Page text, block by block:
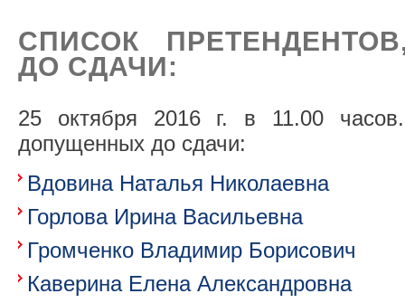
СПИСОК
ДО СДАЧИ:
25 октября 2016 г. в 11.00 часов.
допущенных до сдачи:
Вдовина Наталья Николаевна
Горлова Ирина Васильевна
Громченко Владимир Борисович
Каверина Елена Александровна